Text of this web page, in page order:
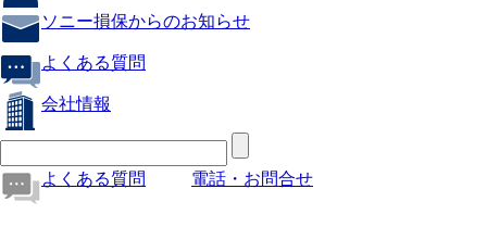
ソニー損保からのお知らせ
よくある質問
会社情報
よくある質問 電話・お問合せ